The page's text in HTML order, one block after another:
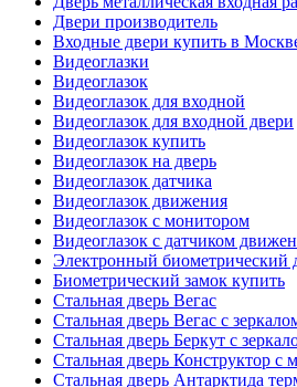
Двери производитель
Входные двери купить в
Видеоглазки
Видеоглазок
Видеоглазок для входной
Видеоглазок для входной двери
Видеоглазок купить
Видеоглазок на дверь
Видеоглазок датчика
Видеоглазок движения
Видеоглазок с монитором
Видеоглазок с датчиком
Электронный биометрический
Биометрический замок купить
Стальная дверь Вегас
Стальная дверь Вегас с
Стальная дверь Беркут с
Стальная дверь Конструктор с
Стальная дверь Антарктида